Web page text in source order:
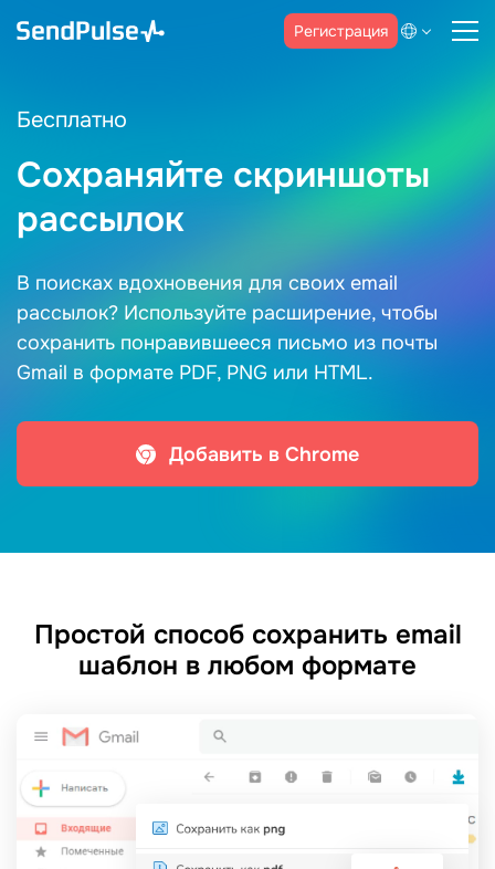
Регистрация
Бесплатно
Сохраняйте скриншоты
рассылок
В поисках вдохновения для своих email
рассылок? Используйте расширение, чтобы
сохранить понравившееся письмо из почты
Gmail в формате PDF, PNG или HTML.
Добавить в Chrome
Простой способ сохранить email
шаблон в любом формате